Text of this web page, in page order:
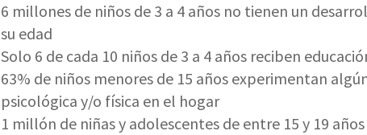
6 millones de niños de 3 a 4 años no tienen un
su edad
Solo 6 de cada 10 niños de 3 a 4 años reciben
63% de niños menores de 15 años experimentan
psicológica y/o física en el hogar
1 millón de niñas y adolescentes de entre 15 y 19